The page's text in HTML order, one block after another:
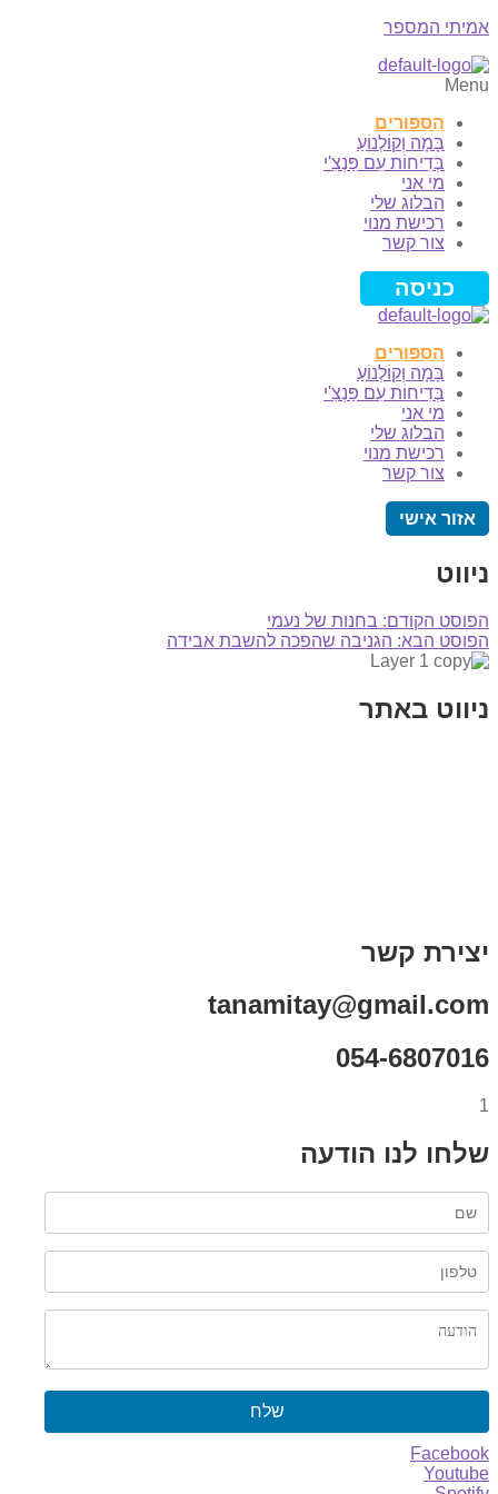
אמיתי המספר
Menu
הַסִּפּוּרִים
בָּמָה וְקוֹלְנוֹעַ
בְּדִיחוֹת עִם פַּנְצִ'י
מי אני
הבלוג שלי
רכישת מנוי
צור קשר
כניסה
הַסִּפּוּרִים
בָּמָה וְקוֹלְנוֹעַ
בְּדִיחוֹת עִם פַּנְצִ'י
מי אני
הבלוג שלי
רכישת מנוי
צור קשר
אזור אישי
ניווט
הפוסט הקודם: בחנות של נעמי
הפוסט הבא: הגניבה שהפכה להשבת אבידה
ניווט באתר
יצירת קשר
tanamitay@gmail.com
054-6807016
1
שלחו לנו הודעה
שלח
Facebook
Youtube